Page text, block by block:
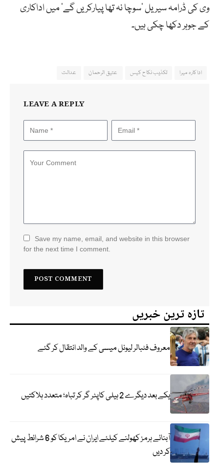
وی کی ڈرامہ سیریل ‘سوچا نہ تھا پیارکریں گے’ میں اداکاری
کے جوہر دکھا چکی ہیں۔
اداکارہ میرا تکذیب نکاح کیس عتیق الرحمان عدالت
LEAVE A REPLY
Save my name, email, and website in this browser
for the next time I comment.
تازہ ترین خبریں
معروف فٹبالر لیونل میسی کے والد انتقال کر گئے
یکے بعد دیگرے 2 ہیلی کاپٹر گر کر تباہ؛ متعدد ہلاکتیں
آبنائے ہرمز کھولنے کیلئے ایران نے امریکا کو 6 شرائط پیش
کر دیں